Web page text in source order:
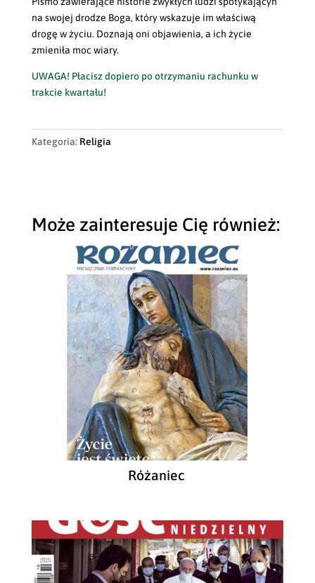
na swojej drodze Boga, który wskazuje im właściwą
drogę w życiu. Doznają oni objawienia, a ich życie
zmieniła moc wiary.
UWAGA! Płacisz dopiero po otrzymaniu rachunku w
trakcie kwartału!
Kategoria: Religia
Może zainteresuje Cię również:
Różaniec